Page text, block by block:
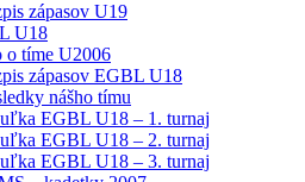
zápasov U19
U18
o tíme U2006
zápasov EGBL U18
nášho tímu
EGBL U18 – 1. turnaj
EGBL U18 – 2. turnaj
EGBL U18 – 3. turnaj